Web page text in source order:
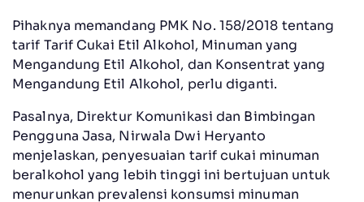
Pihaknya memandang PMK No. 158/2018 tentang
tarif Tarif Cukai Etil Alkohol, Minuman yang
Mengandung Etil Alkohol, dan Konsentrat yang
Mengandung Etil Alkohol, perlu diganti.
Pasalnya, Direktur Komunikasi dan Bimbingan
Pengguna Jasa, Nirwala Dwi Heryanto
menjelaskan, penyesuaian tarif cukai minuman
beralkohol yang lebih tinggi ini bertujuan untuk
menurunkan prevalensi konsumsi minuman